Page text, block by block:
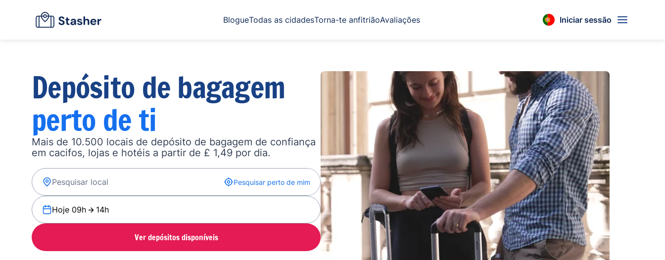
BlogueTodas as cidadesTorna-te anfitriãoAvaliações Iniciar sessão
Depósito de bagagem
perto de ti
Mais de 10.500 locais de depósito de bagagem de confiança
em cacifos, lojas e hotéis a partir de £ 1,49 por dia.
Pesquisar perto de mim
Hoje 09h 14h
Ver depósitos disponíveis